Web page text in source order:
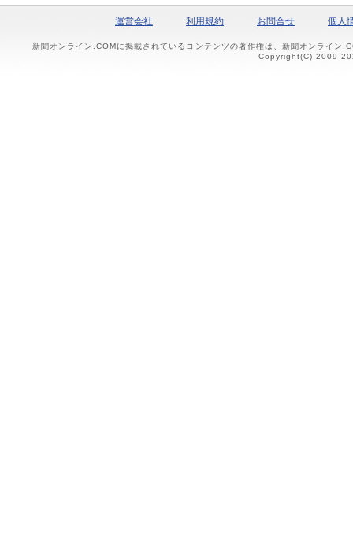
運営会社 利用規約 お問合せ 個人
新聞オンライン.COMに掲載されているコンテンツの著作権は、新聞オンライン
Copyright(C) 2009-